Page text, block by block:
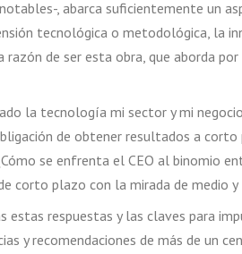
, abarca suficientemente un
tecnológica o metodológica, la
razón de ser esta obra, que aborda
la tecnología mi sector y mi
de obtener resultados a
se enfrenta el CEO al binomio
corto plazo con la mirada de medio y
estas respuestas y las claves para
y recomendaciones de más de un